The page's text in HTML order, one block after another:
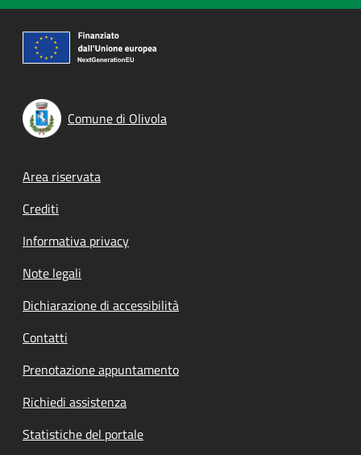
Comune di Olivola
Footer menu
Area riservata
Crediti
Informativa privacy
Note legali
Dichiarazione di accessibilità
Contatti
Prenotazione appuntamento
Richiedi assistenza
Statistiche del portale